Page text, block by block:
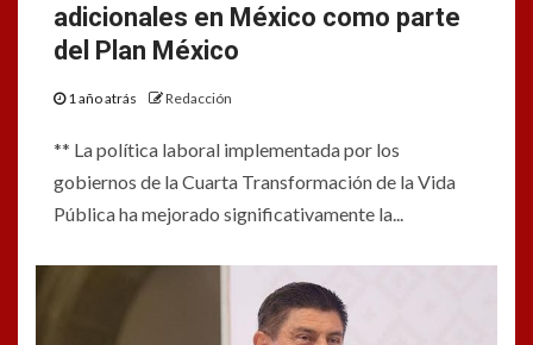
adicionales en México como parte
del Plan México
1 año atrás Redacción
** La política laboral implementada por los
gobiernos de la Cuarta Transformación de la Vida
Pública ha mejorado significativamente la...